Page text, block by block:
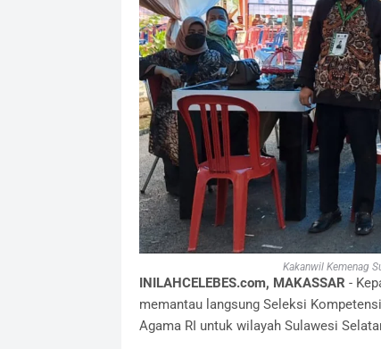
Kakanwil Kemenag
INILAHCELEBES.com, MAKASSAR -
memantau langsung Seleksi
Agama RI untuk wilayah Sulawesi